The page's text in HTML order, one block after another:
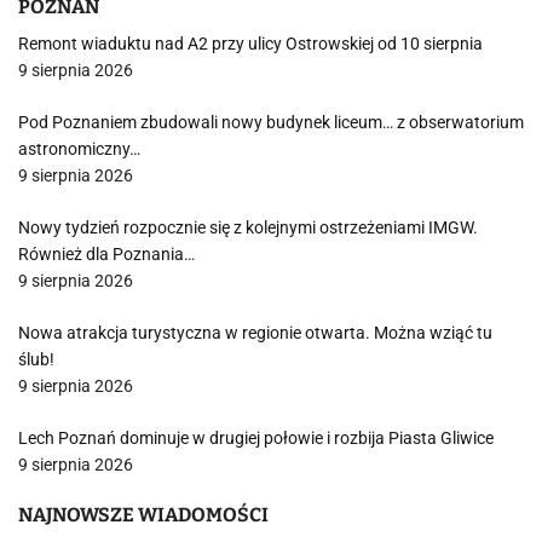
POZNAŃ
Remont wiaduktu nad A2 przy ulicy Ostrowskiej od 10 sierpnia
9 sierpnia 2026
Pod Poznaniem zbudowali nowy budynek liceum… z obserwatorium
astronomiczny…
9 sierpnia 2026
Nowy tydzień rozpocznie się z kolejnymi ostrzeżeniami IMGW.
Również dla Poznania…
9 sierpnia 2026
Nowa atrakcja turystyczna w regionie otwarta. Można wziąć tu
ślub!
9 sierpnia 2026
Lech Poznań dominuje w drugiej połowie i rozbija Piasta Gliwice
9 sierpnia 2026
NAJNOWSZE WIADOMOŚCI